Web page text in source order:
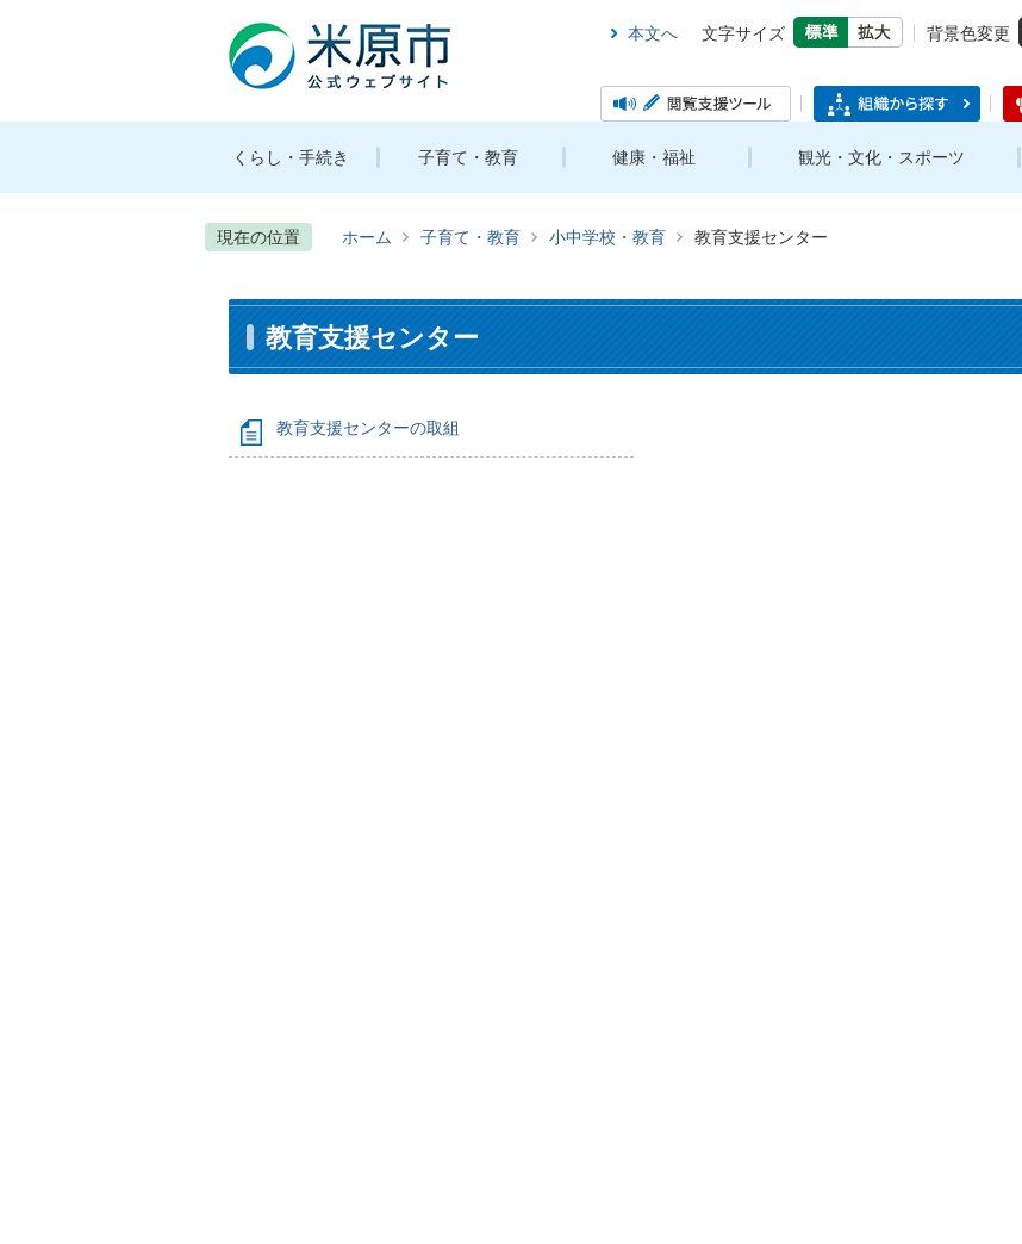
本文へ 文字サイズ
背景色変更
くらし・手続き 子育て・教育 健康・福祉 観光・文化・スポーツ
現在の位置 ホーム 子育て・教育 小中学校・教育 教育支援センター
教育支援センター
教育支援センターの取組